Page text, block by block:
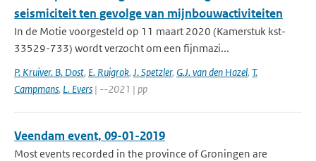
seismiciteit ten gevolge van mijnbouwactiviteiten
In de Motie voorgesteld op 11 maart 2020 (Kamerstuk kst-
33529-733) wordt verzocht om een fijnmazi...
P. Kruiver. B. Dost, E. Ruigrok, J. Spetzler, G.J. van den Hazel, T.
Campmans, L. Evers | --2021 | pp
Veendam event, 09-01-2019
Most events recorded in the province of Groningen are